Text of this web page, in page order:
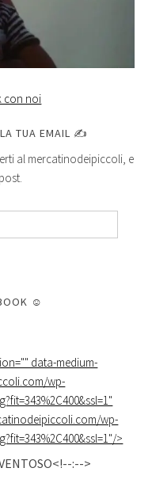
con noi
TUA EMAIL ✍
al mercatinodeipiccoli, e
☺
data-medium-
wp-
wp-
>
:-->